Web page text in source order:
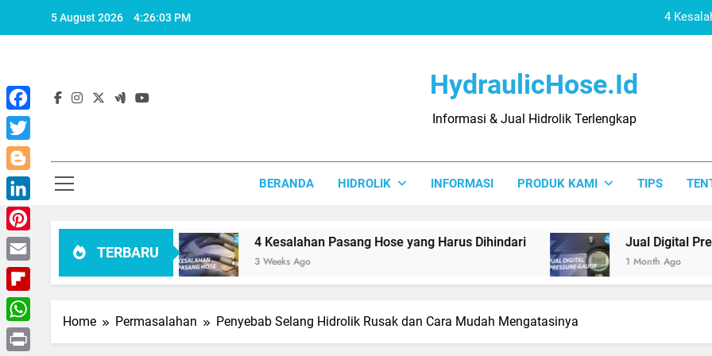
5 August 2026 4:26:03 PM 4
4 Kesalahan
HydraulicHose.id
Informasi & Jual Hidrolik Terlengkap
BERANDA HIDROLIK INFORMASI PRODUK KAMI TIPS
TERBARU
Dihindari 4 Kesalahan Pasang Hose yang Harus Dihindari
3 Weeks Ago
Jual Digital Pressure
1 Month Ago
Home Permasalahan Penyebab Selang Hidrolik Rusak dan Cara Mudah Mengatasinya
Facebook
Twitter
Blogger
LinkedIn
Pinterest
Email
Flipboard
WhatsApp